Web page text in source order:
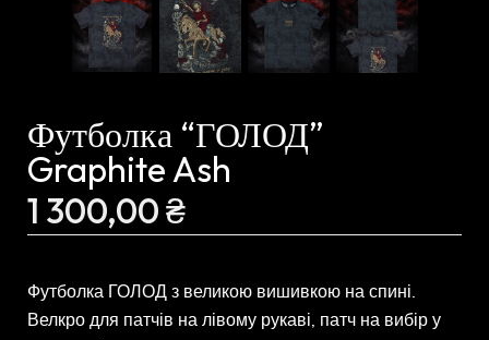
Футболка “ГОЛОД”
Graphite Ash
1 300,00₴
Футболка ГОЛОД з великою вишивкою на спині.
Велкро для патчів на лівому рукаві, патч на вибір у